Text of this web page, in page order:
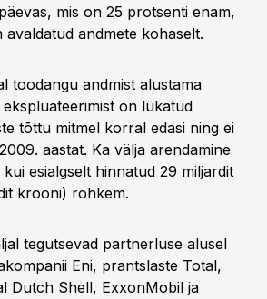
mis on 25 protsenti enam,
avaldatud andmete kohaselt.
toodangu andmist alustama
on lükatud
tõttu mitmel korral edasi ning ei
aastat. Ka välja arendamine
esialgselt hinnatud 29 miljardit
krooni) rohkem.
tegutsevad partnerluse alusel
Eni, prantslaste Total,
Dutch Shell, ExxonMobil ja